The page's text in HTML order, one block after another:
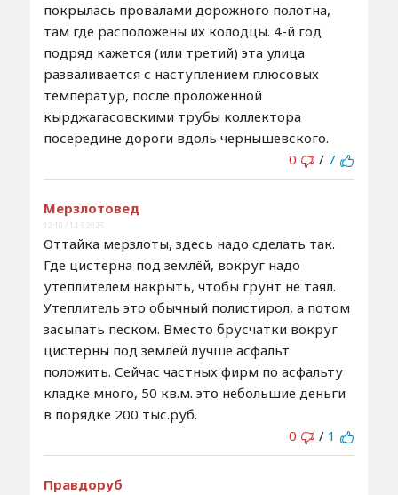
покрылась провалами дорожного полотна,
там где расположены их колодцы. 4-й год
подряд кажется (или третий) эта улица
разваливается с наступлением плюсовых
температур, после проложенной
кырджагасовскими трубы коллектора
посередине дороги вдоль чернышевского.
0
/ 7
Мерзлотовед
12:10 / 14.5.2025
Оттайка мерзлоты, здесь надо сделать так.
Где цистерна под землёй, вокруг надо
утеплителем накрыть, чтобы грунт не таял.
Утеплитель это обычный полистирол, а потом
засыпать песком. Вместо брусчатки вокруг
цистерны под землёй лучше асфальт
положить. Сейчас частных фирм по асфальту
кладке много, 50 кв.м. это небольшие деньги
в порядке 200 тыс.руб.
0
/ 1
Правдоруб